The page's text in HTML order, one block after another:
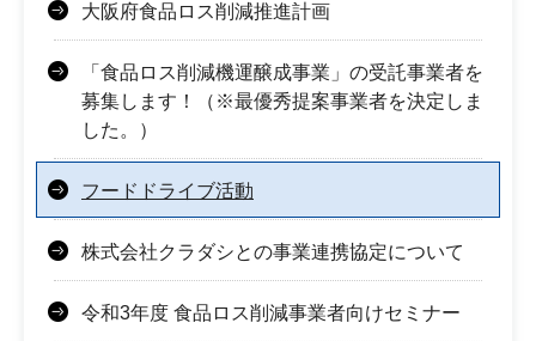
大阪府食品ロス削減推進計画
「食品ロス削減機運醸成事業」の受託事業者を
募集します！（※最優秀提案事業者を決定しま
した。）
フードドライブ活動
株式会社クラダシとの事業連携協定について
令和3年度 食品ロス削減事業者向けセミナー